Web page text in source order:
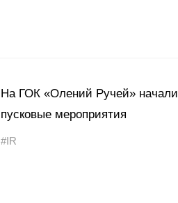
На ГОК «Олений Ручей»
пусковые мероприятия
#IR